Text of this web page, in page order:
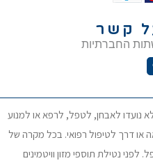
קשר
החברתיות
נועדו לאבחן, לטפל, לרפא או למנוע
או דרך לטיפול רפואי. בכל מקרה של
לפני נטילת תוספי מזון וויטמינים